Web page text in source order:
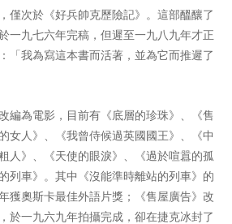
僅次於《好兵帥克歷險記》。這部醞釀了
一九七六年完稿，但遲至一九八九年才正
「我為寫這本書而活著，並為它而推遲了
編為電影，目前有《底層的珍珠》、《售
女人》、《我曾侍候過英國國王》、《中
人》、《天使的眼淚》、《過於喧囂的孤
列車》。其中《沒能準時離站的列車》的
獲奧斯卡最佳外語片獎；《售屋廣告》改
於一九六九年拍攝完成，卻在捷克冰封了